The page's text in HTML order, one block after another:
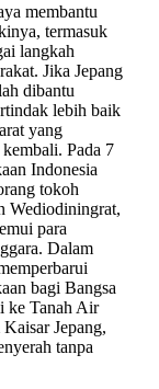
membantu
termasuk
langkah
Jika Jepang
dibantu
lebih baik
yang
Pada 7
Indonesia
tokoh
Wediodiningrat,
para
Dalam
bagi Bangsa
ke Tanah Air
Jepang,
tanpa